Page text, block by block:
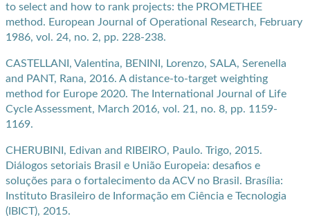
to select and how to rank projects: the PROMETHEE
method. European Journal of Operational Research, February
1986, vol. 24, no. 2, pp. 228-238.
CASTELLANI, Valentina, BENINI, Lorenzo, SALA, Serenella
and PANT, Rana, 2016. A distance-to-target weighting
method for Europe 2020. The International Journal of Life
Cycle Assessment, March 2016, vol. 21, no. 8, pp. 1159-
1169.
CHERUBINI, Edivan and RIBEIRO, Paulo. Trigo, 2015.
Diálogos setoriais Brasil e União Europeia: desafios e
soluções para o fortalecimento da ACV no Brasil. Brasília:
Instituto Brasileiro de Informação em Ciência e Tecnologia
(IBICT), 2015.